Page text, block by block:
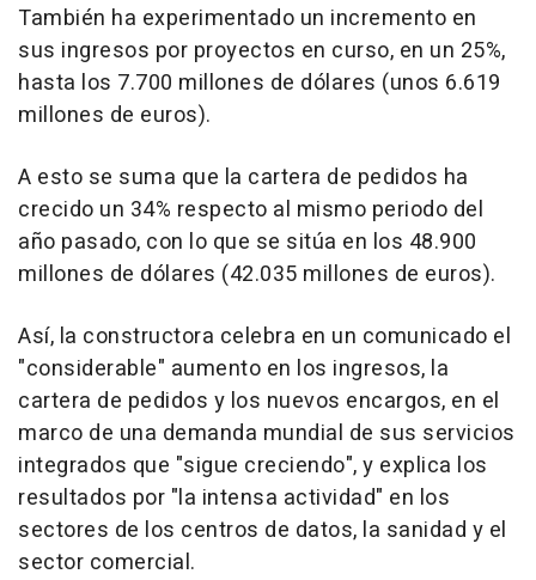
También ha experimentado un incremento en
sus ingresos por proyectos en curso, en un 25%,
hasta los 7.700 millones de dólares (unos 6.619
millones de euros).
A esto se suma que la cartera de pedidos ha
crecido un 34% respecto al mismo periodo del
año pasado, con lo que se sitúa en los 48.900
millones de dólares (42.035 millones de euros).
Así, la constructora celebra en un comunicado el
"considerable" aumento en los ingresos, la
cartera de pedidos y los nuevos encargos, en el
marco de una demanda mundial de sus servicios
integrados que "sigue creciendo", y explica los
resultados por "la intensa actividad" en los
sectores de los centros de datos, la sanidad y el
sector comercial.